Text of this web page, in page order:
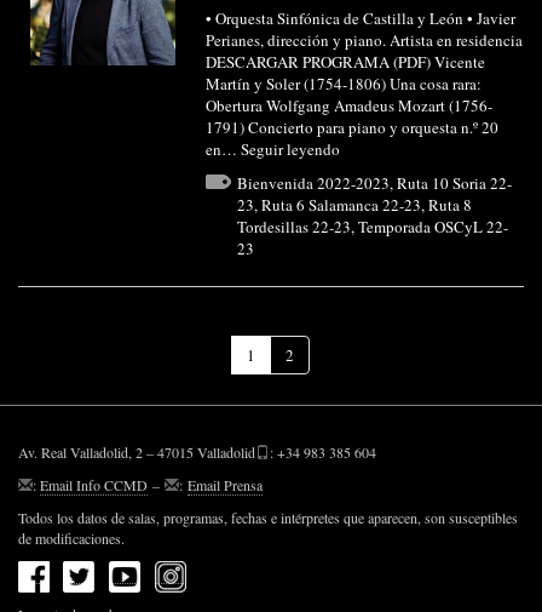
• Orquesta Sinfónica de Castilla y León • Javier
Perianes, dirección y piano. Artista en residencia
DESCARGAR PROGRAMA (PDF) Vicente
Martín y Soler (1754-1806) Una cosa rara:
Obertura Wolfgang Amadeus Mozart (1756-
1791) Concierto para piano y orquesta n.º 20
en… Seguir leyendo
Bienvenida 2022-2023,Ruta 10 Soria 22-
23,Ruta 6 Salamanca 22-23,Ruta 8
Tordesillas 22-23,Temporada OSCyL 22-
23
1
(Página
actual)
2
Av. Real Valladolid, 2 – 47015 Valladolid
: +34 983 385 604
:Email Info CCMD – : Email Prensa
Todos los datos de salas, programas, fechas e intérpretes que aparecen, son susceptibles
de modificaciones.